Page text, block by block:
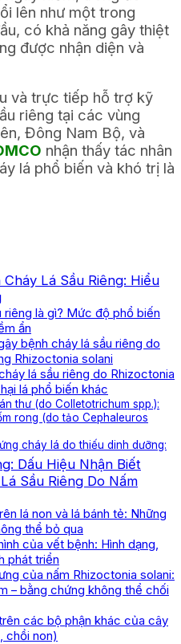
lên như một trong
có khả năng gây thiệt
được nhận diện và
và trực tiếp hỗ trợ kỹ
riêng tại các vùng
Đông Nam Bộ, và
nhận thấy tác nhân
lá phổ biến và khó trị là
Lá Sầu Riêng: Hiểu
riêng là gì? Mức độ phổ biến
ẩn
bệnh cháy lá sầu riêng do
Rhizoctonia solani
lá sầu riêng do Rhizoctonia
lá phổ biến khác
thư (do Colletotrichum spp.):
rong (do tảo Cephaleuros
cháy lá do thiếu dinh dưỡng:
Dấu Hiệu Nhận Biết
Sầu Riêng Do Nấm
lá non và lá bánh tẻ: Những
thể bỏ qua
của vết bệnh: Hình dạng,
phát triển
của nấm Rhizoctonia solani:
– bằng chứng không thể chối
các bộ phận khác của cây
chồi non)